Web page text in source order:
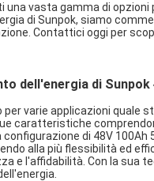
vasta gamma di
di Sunpok, siamo
Contattici oggi per
dell'energia di Sunpok
varie applicazioni quale
caratteristiche
di 48V 100Ah
alla più flessibilità ed
e l'affidabilità. Con la sua